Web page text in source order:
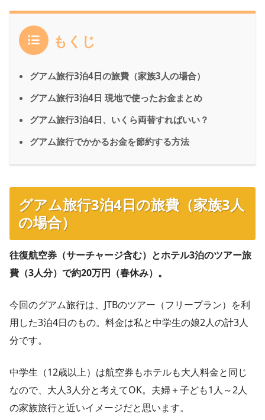
もくじ
グアム旅行3泊4日の旅費（家族3人の場合）
グアム旅行3泊4日 現地で使ったお金まとめ
グアム旅行3泊4日、いくら両替すればいい？
グアム旅行でかかるお金を節約する方法
グアム旅行3泊4日の旅費（家族3人
の場合）
往復航空券（サーチャージ含む）とホテル3泊のツアー旅
費（3人分）で約20万円（春休み）。
今回のグアム旅行は、JTBのツアー（フリープラン）を利
用した3泊4日のもの。料金は私と中学生の娘2人の計3人
分です。
中学生（12歳以上）は航空券もホテルも大人料金と同じ
なので、大人3人分と考えてOK。夫婦＋子ども1人～2人
の家族旅行と近いイメージだと思います。